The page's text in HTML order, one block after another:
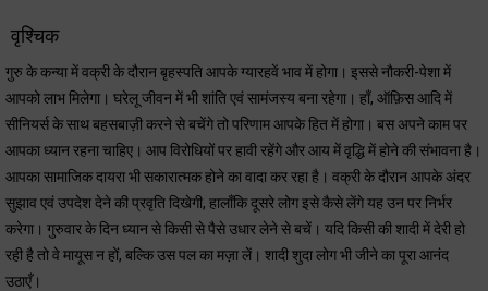
वृश्चिक
गुरु के कन्या में वक्री के दौरान बृहस्पति आपके ग्यारहवें भाव में होगा। इससे नौकरी-पेशा में
आपको लाभ मिलेगा। घरेलू जीवन में भी शांति एवं सामंजस्य बना रहेगा। हाँ, ऑफ़िस आदि में
सीनियर्स के साथ बहसबाज़ी करने से बचेंगे तो परिणाम आपके हित में होगा। बस अपने काम पर
आपका ध्यान रहना चाहिए। आप विरोधियों पर हावी रहेंगे और आय में वृद्धि में होने की संभावना है।
आपका सामाजिक दायरा भी सकारात्मक होने का वादा कर रहा है। वक्री के दौरान आपके अंदर
सुझाव एवं उपदेश देने की प्रवृति दिखेगी, हालाँकि दूसरे लोग इसे कैसे लेंगे यह उन पर निर्भर
करेगा। गुरुवार के दिन ध्यान से किसी से पैसे उधार लेने से बचें। यदि किसी की शादी में देरी हो
रही है तो वे मायूस न हों, बल्कि उस पल का मज़ा लें। शादी शुदा लोग भी जीने का पूरा आनंद
उठाएँ।